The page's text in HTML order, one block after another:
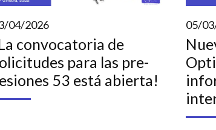
04/2026
convocatoria de
para las pre-
53 está abierta!
05/